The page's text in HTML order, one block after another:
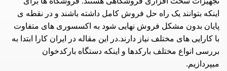
اینکه بتوانند یک راه حل فروش کامل داشته باشند و در نقطه ی
پایان بدون مشکل فروش نهایی شود به اکسسوری های متفاوت
با کارایی های مختلف نیاز دارند.در این مقاله در ا یران کارا
ابتدا به
بررسی انواع مختلف بارکدها و اینکه دستگاه بارکدخوان
میپردازیم.